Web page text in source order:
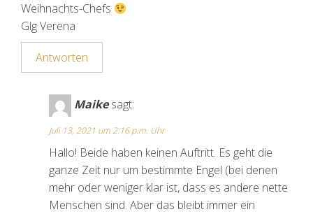
Weihnachts-Chefs
Glg Verena
Antworten
Maike sagt:
Juli 13, 2021 um 2:16 p.m. Uhr
Hallo! Beide haben keinen Auftritt. Es geht die
ganze Zeit nur um bestimmte Engel (bei denen
mehr oder weniger klar ist, dass es andere nette
Menschen sind. Aber das bleibt immer ein